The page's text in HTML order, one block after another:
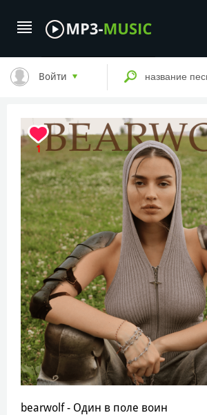
Войти
1
bearwolf - Один в поле воин